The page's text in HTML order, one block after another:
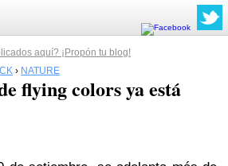
aquí? ¡Propón tu blog!
› NATURE
flying colors ya está